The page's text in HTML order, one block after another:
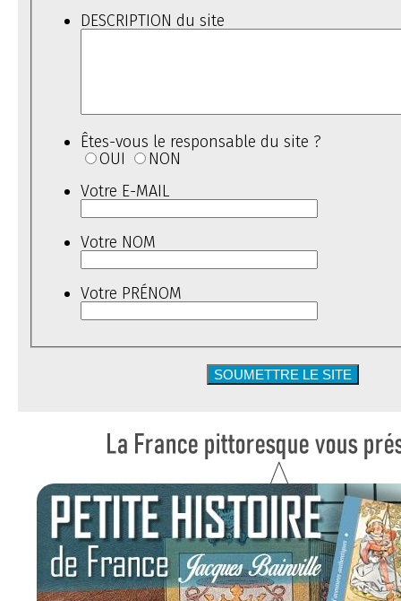
DESCRIPTION du site
Êtes-vous le responsable du site ?
OUI
NON
Votre E-MAIL
Votre NOM
Votre PRÉNOM